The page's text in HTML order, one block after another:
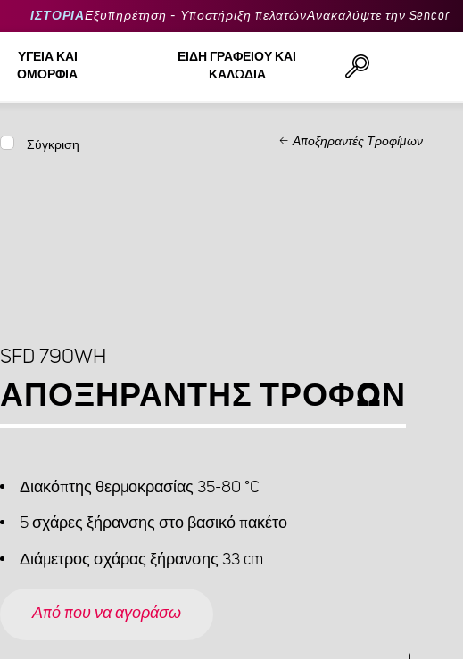
ΙΣΤΟΡΙΑΕξυπηρέτηση - Υποστήριξη πελατώνΑνακαλύψτε την Sencor
ΥΓΕΊΑ ΚΑΙ
ΟΜΟΡΦΙΆ
ΕΊΔΗ ΓΡΑΦΕΊΟΥ ΚΑΙ
ΚΑΛΏΔΙΑ
Σύγκριση Αποξηραντές Τροφίμων
SFD 790WH
ΑΠΟΞΗΡΑΝΤΉΣ ΤΡΟΦΏΝ
Διακόπτης θερμοκρασίας 35-80 °C
5 σχάρες ξήρανσης στο βασικό πακέτο
Διάμετρος σχάρας ξήρανσης 33 cm
Από που να αγοράσω